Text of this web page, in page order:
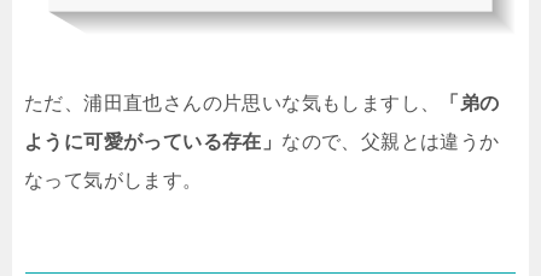
ただ、浦田直也さんの片思いな気もしますし、
「弟の
ように可愛がっている存在」 なので、父親とは違うか
なって気がします。